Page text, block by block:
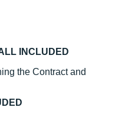
INCLUDED
the Contract and